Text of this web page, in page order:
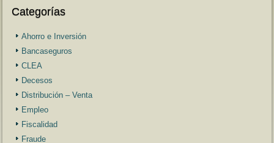
Categorías
Ahorro e Inversión
Bancaseguros
CLEA
Decesos
Distribución – Venta
Empleo
Fiscalidad
Fraude